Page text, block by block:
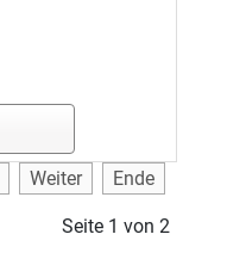
Weiter Ende
Seite 1 von 2